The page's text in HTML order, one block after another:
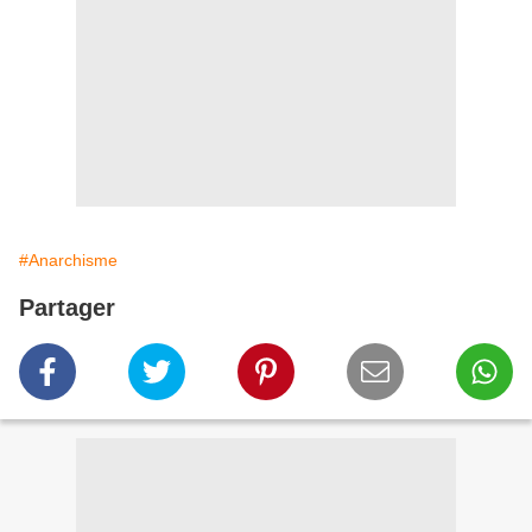
#Anarchisme
Partager